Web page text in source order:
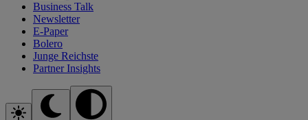
Business Talk
Newsletter
E-Paper
Bolero
Junge Reichste
Partner Insights